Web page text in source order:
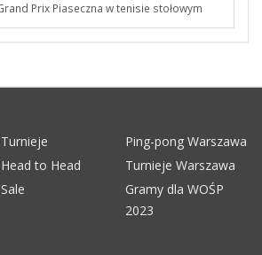
Prix Piaseczna w tenisie stołowym
Turnieje
Ping-pong Warszawa
Head to Head
Turnieje Warszawa
Sale
Gramy dla WOŚP
2023